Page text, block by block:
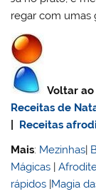
regar com umas
Voltar
Receitas de
Receitas
Mais: Mezinhas|
Mágicas |
rápidos |Magia